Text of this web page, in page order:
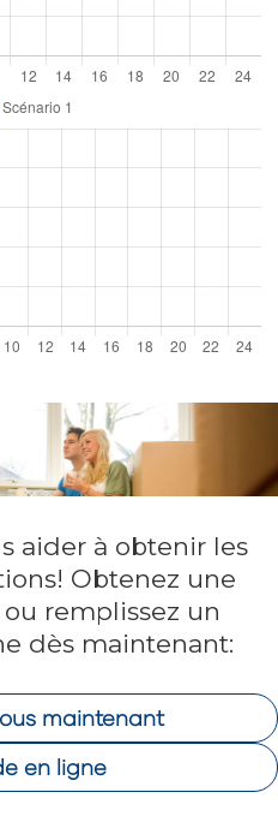
aider à obtenir les
Obtenez une
remplissez un
dès maintenant:
maintenant
en ligne